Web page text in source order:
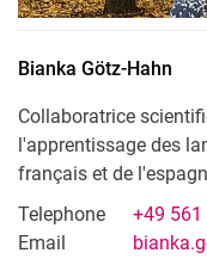
Bianka Götz-Hahn
Collaboratrice
l'apprentissage des
français et de
Telephone
+49 561
Email